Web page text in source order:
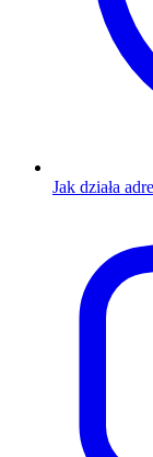
Jak działa